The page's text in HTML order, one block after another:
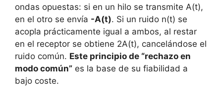
ondas opuestas: si en un hilo se transmite A(t),
en el otro se envía -A(t). Si un ruido n(t) se
acopla prácticamente igual a ambos, al restar
en el receptor se obtiene 2A(t), cancelándose el
ruido común. Este principio de “rechazo en
modo común” es la base de su fiabilidad a
bajo coste.